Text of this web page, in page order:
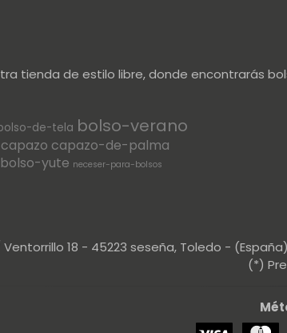
tienda de estilo libre, donde encontrarás
de-tela bolso-verano
capazo capazo-de-palma
yute neceser-para-bolsos
18 - 45223 seseña, Toledo -
(*)